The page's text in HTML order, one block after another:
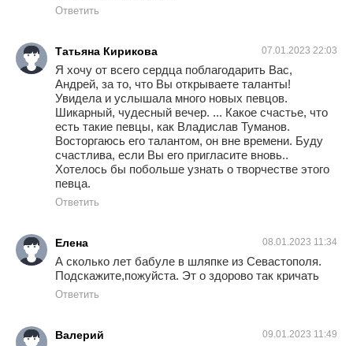
Ответить
Татьяна Кирикова 07.01.2023 22:03
Я хочу от всего сердца поблагодарить Вас,
Андрей, за то, что Вы открываете таланты!
Увидела и услышала много новых певцов.
Шикарный, чудесный вечер. ... Какое счастье, что
есть такие певцы, как Владислав Туманов.
Восторгаюсь его талантом, он вне времени. Буду
счастлива, если Вы его пригласите вновь..
Хотелось бы побольше узнать о творчестве этого
певца.
Ответить
Елена 08.01.2023 11:34
А сколько лет бабуле в шляпке из Севастополя.
Подскажите,пожуйста. Эт о здорово так кричать
Ответить
Валерий 09.01.2023 11:49